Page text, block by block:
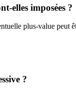
elles imposées ?
plus-value peut
?